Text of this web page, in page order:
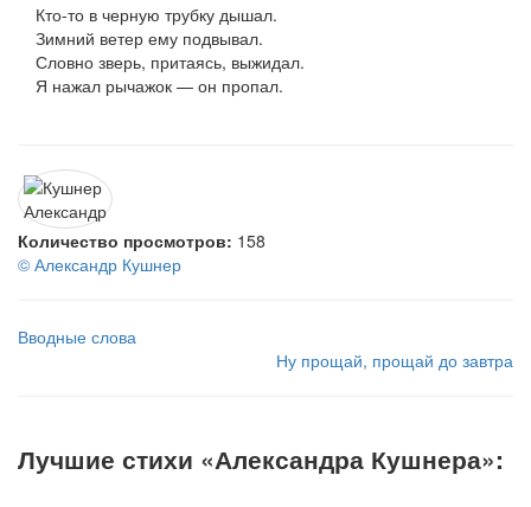
Кто-то в черную трубку дышал.
Зимний ветер ему подвывал.
Словно зверь, притаясь, выжидал.
Я нажал рычажок — он пропал.
Количество просмотров: 158
© Александр Кушнер
Вводные слова
Ну прощай, прощай до завтра
Лучшие стихи «Александра Кушнера»: